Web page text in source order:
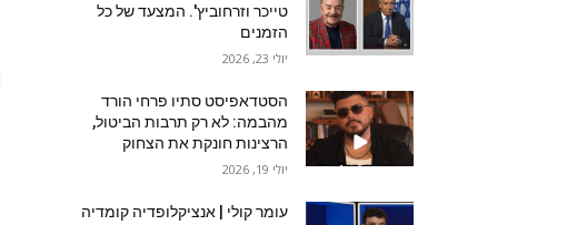
טייכר וזרחוביץ'. המצעד של כל
הזמנים
יולי 23, 2026
הסטדאפיסט סתיו פרחי הורד
מהבמה: לא רק תרבות הביטול,
הרצינות חונקת את הצחוק
יולי 19, 2026
עומר קולי | אנציקלופדיה קומדיה